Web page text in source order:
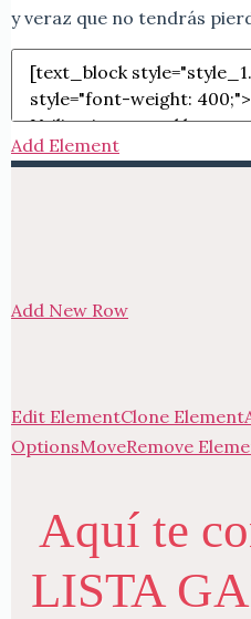
y veraz que no tendrás
Add Element
Add New Row
Edit ElementClone Element
OptionsMoveRemove
Aquí te
LISTA